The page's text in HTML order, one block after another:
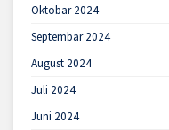
Oktobar 2024
Septembar 2024
August 2024
Juli 2024
Juni 2024